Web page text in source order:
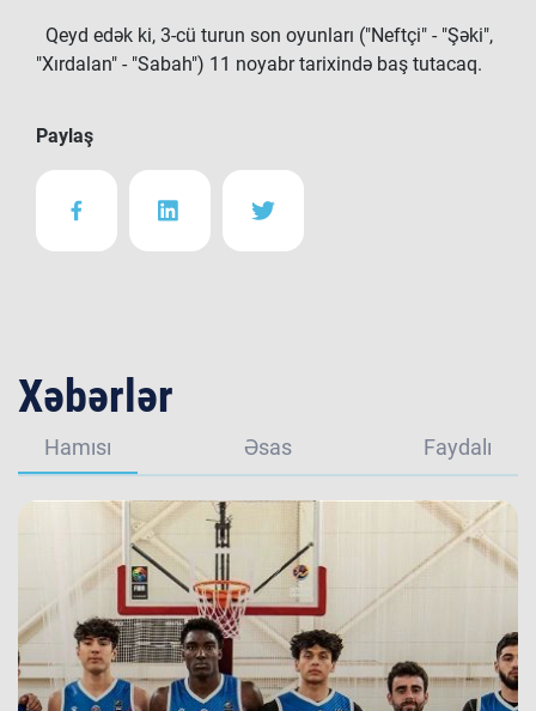
Qeyd edək ki, 3-cü turun son oyunları ("Neftçi" - "Şəki",
"Xırdalan" - "Sabah") 11 noyabr tarixində baş tutacaq.
Paylaş
Xəbərlər
Hamısı Əsas Faydalı